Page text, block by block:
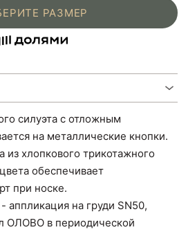
РАЗМЕР
силуэта с отложным
на металлические кнопки.
из хлопкового трикотажного
обеспечивает
при носке.
аппликация на груди SN50,
ОЛОВО в периодической